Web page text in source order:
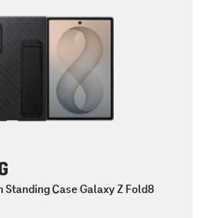
Standing Case Galaxy Z Fold8